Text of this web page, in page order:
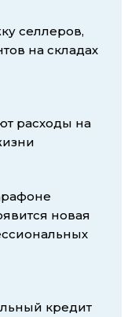
селлеров,
на складах
расходы на
новая
кредит